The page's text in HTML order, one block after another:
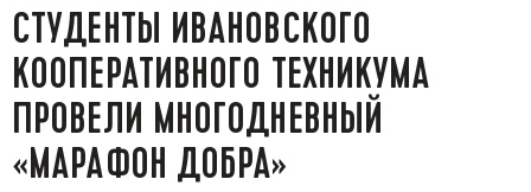
СТУДЕНТЫ ИВАНОВСКОГО
КООПЕРАТИВНОГО ТЕХНИКУМА
ПРОВЕЛИ МНОГОДНЕВНЫЙ
«МАРАФОН ДОБРА»